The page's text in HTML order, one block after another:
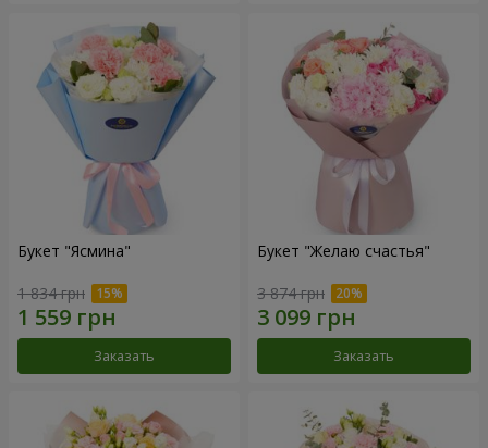
Букет "Ясмина"
1 834 грн
Заказать
Букет "Желаю счастья"
3 874 грн
Заказать